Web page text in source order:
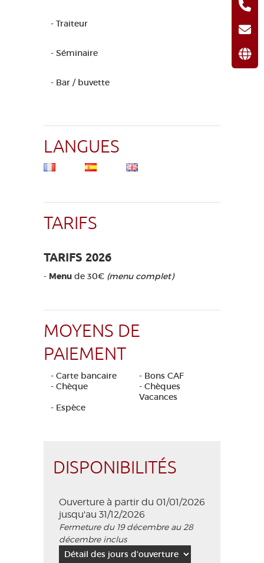
- Traiteur
- Séminaire
- Bar / buvette
LANGUES
TARIFS
TARIFS 2026
- Menu de 30€ (menu complet)
MOYENS DE
PAIEMENT
- Carte bancaire
- Bons CAF
- Chèque
- Chèques
Vacances
- Espèce
DISPONIBILITÉS
Ouverture à partir du 01/01/2026
jusqu'au 31/12/2026
Fermeture du 19 décembre au 28
décembre inclus